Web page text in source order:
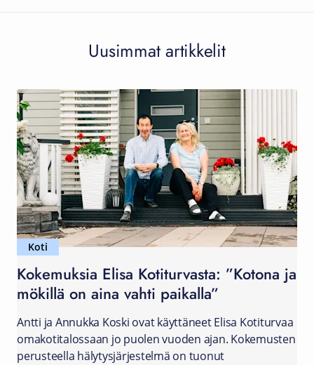
Uusimmat artikkelit
Koti
Kokemuksia Elisa Kotiturvasta: ”Kotona ja
mökillä on aina vahti paikalla”
Antti ja Annukka Koski ovat käyttäneet Elisa Kotiturvaa
omakotitalossaan jo puolen vuoden ajan. Kokemusten
perusteella hälytysjärjestelmä on tuonut